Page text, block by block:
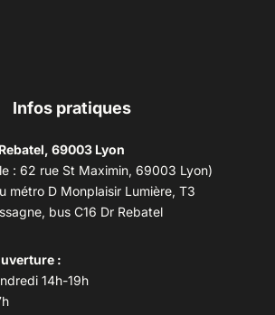
Infos pratiques
69003 Lyon
: 62 rue St Maximin, 69003 Lyon)
métro D Monplaisir Lumière, T3
bus C16 Dr Rebatel
:
14h-19h